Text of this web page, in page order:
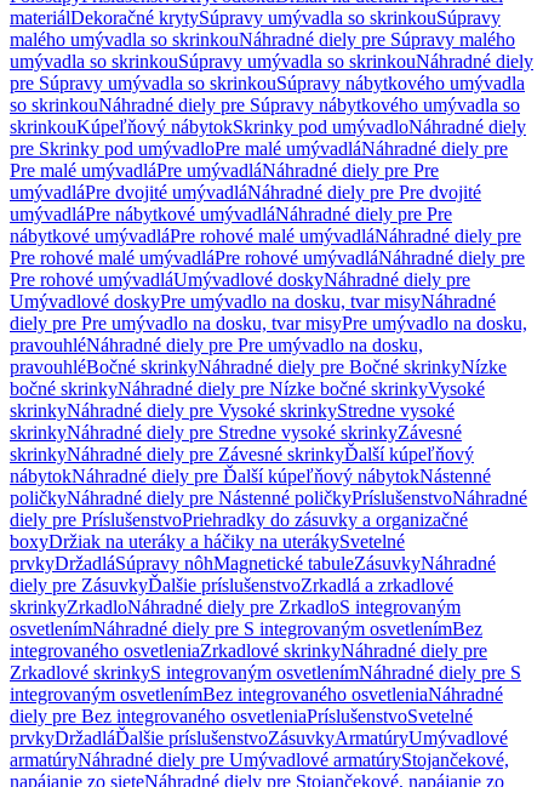
materiálDekoračné krytySúpravy umývadla so skrinkouSúpravy
malého umývadla so skrinkouNáhradné diely pre Súpravy malého
umývadla so skrinkouSúpravy umývadla so skrinkouNáhradné diely
pre Súpravy umývadla so skrinkouSúpravy nábytkového umývadla
so skrinkouNáhradné diely pre Súpravy nábytkového umývadla so
skrinkouKúpeľňový nábytokSkrinky pod umývadloNáhradné diely
pre Skrinky pod umývadloPre malé umývadláNáhradné diely pre
Pre malé umývadláPre umývadláNáhradné diely pre Pre
umývadláPre dvojité umývadláNáhradné diely pre Pre dvojité
umývadláPre nábytkové umývadláNáhradné diely pre Pre
nábytkové umývadláPre rohové malé umývadláNáhradné diely pre
Pre rohové malé umývadláPre rohové umývadláNáhradné diely pre
Pre rohové umývadláUmývadlové doskyNáhradné diely pre
Umývadlové doskyPre umývadlo na dosku, tvar misyNáhradné
diely pre Pre umývadlo na dosku, tvar misyPre umývadlo na dosku,
pravouhléNáhradné diely pre Pre umývadlo na dosku,
pravouhléBočné skrinkyNáhradné diely pre Bočné skrinkyNízke
bočné skrinkyNáhradné diely pre Nízke bočné skrinkyVysoké
skrinkyNáhradné diely pre Vysoké skrinkyStredne vysoké
skrinkyNáhradné diely pre Stredne vysoké skrinkyZávesné
skrinkyNáhradné diely pre Závesné skrinkyĎalší kúpeľňový
nábytokNáhradné diely pre Ďalší kúpeľňový nábytokNástenné
poličkyNáhradné diely pre Nástenné poličkyPríslušenstvoNáhradné
diely pre PríslušenstvoPriehradky do zásuvky a organizačné
boxyDržiak na uteráky a háčiky na uterákySvetelné
prvkyDržadláSúpravy nôhMagnetické tabuleZásuvkyNáhradné
diely pre ZásuvkyĎalšie príslušenstvoZrkadlá a zrkadlové
skrinkyZrkadloNáhradné diely pre ZrkadloS integrovaným
osvetlenímNáhradné diely pre S integrovaným osvetlenímBez
integrovaného osvetleniaZrkadlové skrinkyNáhradné diely pre
Zrkadlové skrinkyS integrovaným osvetlenímNáhradné diely pre S
integrovaným osvetlenímBez integrovaného osvetleniaNáhradné
diely pre Bez integrovaného osvetleniaPríslušenstvoSvetelné
prvkyDržadláĎalšie príslušenstvoZásuvkyArmatúryUmývadlové
armatúryNáhradné diely pre Umývadlové armatúryStojančekové,
napájanie zo sieteNáhradné diely pre Stojančekové, napájanie zo